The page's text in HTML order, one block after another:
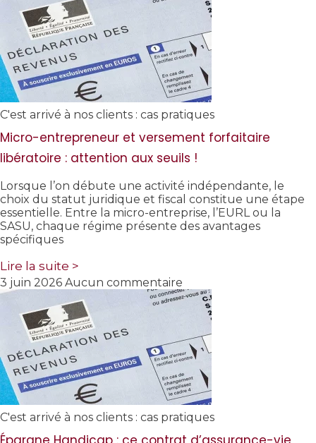
C'est arrivé à nos clients : cas pratiques
Micro-entrepreneur et versement forfaitaire
libératoire : attention aux seuils !
Lorsque l’on débute une activité indépendante, le
choix du statut juridique et fiscal constitue une étape
essentielle. Entre la micro-entreprise, l’EURL ou la
SASU, chaque régime présente des avantages
spécifiques
Lire la suite >
3 juin 2026 Aucun commentaire
C'est arrivé à nos clients : cas pratiques